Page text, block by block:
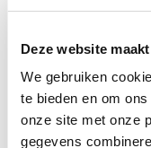
Deze website
We gebruiken
te bieden en om
onze site met onze
gegevens
Klantenservice
Retouneren
Veilig betalen
Verzending en
Garantie en